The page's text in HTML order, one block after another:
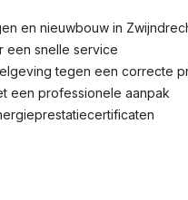
en nieuwbouw in
een snelle service
tegen een correcte
een professionele aanpak